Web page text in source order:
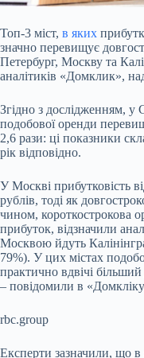
Топ-3 міст, в яких
значно перевищує
Петербург, Москву та
аналітиків «Домклик»,
Згідно з дослідженням, у
подобової оренди
2,6 рази: ці показники
рік відповідно.
У Москві прибутковість
рублів, тоді як
чином, короткострокова
прибуток, відзначили
Москвою йдуть
79%). У цих містах
практично вдвічі
– повідомили в
rbc.group
Експерти зазначили, що